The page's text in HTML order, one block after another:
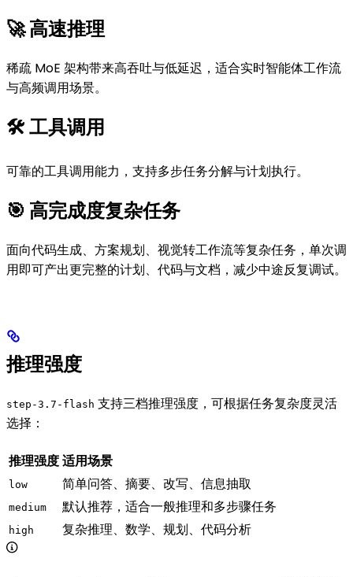
🚀 高速推理
稀疏 MoE 架构带来高吞吐与低延迟，适合实时智能体工作流
与高频调用场景。
🛠️ 工具调用
可靠的工具调用能力，支持多步任务分解与计划执行。
🎯 高完成度复杂任务
面向代码生成、方案规划、视觉转工作流等复杂任务，单次调
用即可产出更完整的计划、代码与文档，减少中途反复调试。
推理强度
step-3.7-flash 支持三档推理强度，可根据任务复杂度灵活
选择：
推理强度适用场景
low 简单问答、摘要、改写、信息抽取
medium 默认推荐，适合一般推理和多步骤任务
high 复杂推理、数学、规划、代码分析